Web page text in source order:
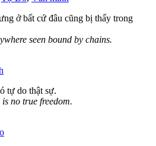
ở bất cứ đâu cũng bị thấy trong
seen bound by chains.
tự do thật sự.
no true freedom.